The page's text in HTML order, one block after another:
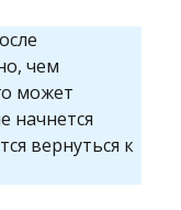
чем
может
начнется
вернуться к